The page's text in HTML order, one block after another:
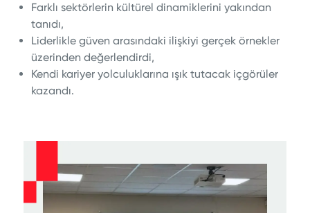
Farklı sektörlerin kültürel dinamiklerini yakından
tanıdı,
Liderlikle güven arasındaki ilişkiyi gerçek örnekler
üzerinden değerlendirdi,
Kendi kariyer yolculuklarına ışık tutacak içgörüler
kazandı.